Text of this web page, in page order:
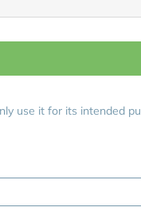
use it for its intended